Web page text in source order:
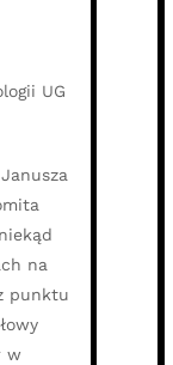
UG
na
punktu
w